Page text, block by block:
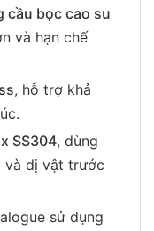
cầu bọc cao su
và hạn chế
, hỗ trợ khả
SS304, dùng
và dị vật trước
sử dụng